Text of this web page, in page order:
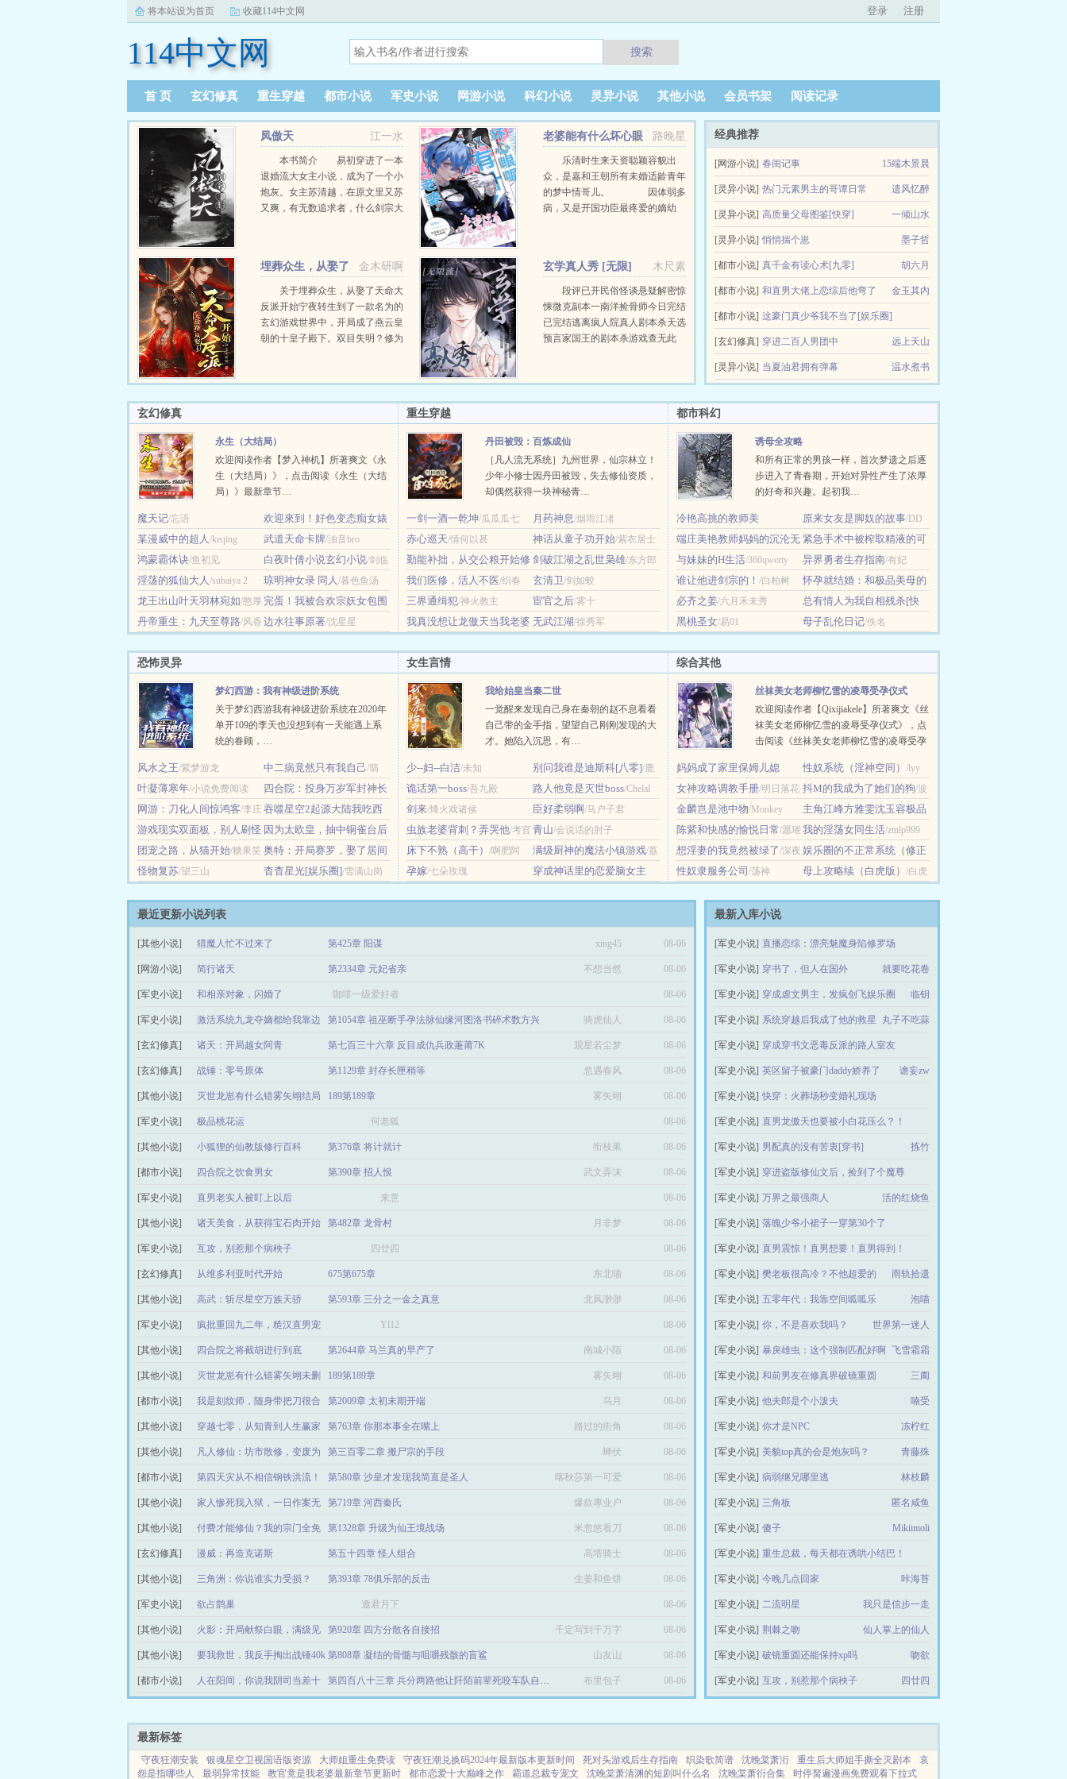
将本站设为首页 收藏114中文网 登录 注册
114中文网 搜索
首 页 玄幻修真 重生穿越 都市小说 军史小说 网游小说 科幻小说 灵异小说 其他小说 会员书架 阅读记录
江一水
凤傲天
本书简介 易初穿进了一本
退婚流大女主小说，成为了一个小
炮灰。女主苏清越，在原文里又苏
又爽，有无数追求者，什么剑宗大
初...
路晚星
老婆能有什么坏心眼
乐清时生来天资聪颖容貌出
众，是嘉和王朝所有未婚适龄青年
的梦中情哥儿。 因体弱多
病，又是开国功臣最疼爱的嫡幼
焚香刺绣烹饪，更是基本功...
金木研啊
埋葬众生，从娶了
天命大反派开始
关于埋葬众生，从娶了天命大
反派开始宁夜转生到了一款名为的
玄幻游戏世界中，开局成了燕云皇
朝的十皇子殿下。双目失明？修为
婚？妥妥天崩开局，但是好在系统
觉醒不是！正经人，谁当...
木尺素
玄学真人秀 [无限]
段评已开民俗怪谈悬疑解密惊
悚微克副本一南洋捡骨师今日完结
已完结逃离疯人院真人剧本杀天选
预言家国王的剧本杀游戏查无此
经典推荐
[网游小说] 春闺记事 15端木景晨
[灵异小说] 热门元素男主的哥谭日常 遗风忆醉
[灵异小说] 高质量父母图鉴[快穿] 一倾山水
[灵异小说] 悄悄揣个崽 墨子哲
[都市小说] 真千金有读心术[九零] 胡六月
[都市小说] 和直男大佬上恋综后他弯了 金玉其内
[都市小说] 这豪门真少爷我不当了[娱乐圈]
远上天山
[玄幻修真] 穿进二百人男团中 远上天山
[灵异小说] 当夏油君拥有弹幕 温水煮书
玄幻修真
永生（大结局）
欢迎阅读作者【梦入神机】所著爽文《永
生（大结局）》，点击阅读《永生（大结
局）》最新章节…
魔天记/忘语
欢迎來到！好色变态痴女婊
子母猪精灵的森
林/indainoyakou
某漫威中的超人/keqing 武道天命卡牌/浊音bro
鸿蒙霸体诀/鱼初见 白夜叶倩小说玄幻小说/剑临
九霄
淫荡的狐仙大人/subaiya 2 琼明神女录 同人/暮色鱼汤
龙王出山叶天羽林宛如/憨厚
三子
完蛋！我被合欢宗妖女包围
了/劝妇从良
丹帝重生：九天至尊路/风香 边水往事原著/沈星星
重生穿越
丹田被毁：百炼成仙
［凡人流无系统］九州世界，仙宗林立！
少年小修士因丹田被毁，失去修仙资质，
却偶然获得一块神秘青…
一剑一酒一乾坤/瓜瓜瓜七 月药神息/烟雨江渚
赤心巡天/情何以甚 神话从童子功开始/紫衣居士
勤能补拙，从交公粮开始修
仙/江梅杨
剑破江湖之乱世枭雄/东方郎
我们医修，活人不医/织春 玄清卫/剑如蛟
三界通缉犯/神火教主 宦官之后/雾十
我真没想让龙傲天当我老婆 无武江湖/徐秀军
都市科幻
诱母全攻略
和所有正常的男孩一样，首次梦遗之后逐
步进入了青春期，开始对异性产生了浓厚
的好奇和兴趣。起初我…
冷艳高挑的教师美
母/hhkdesu
原来女友是脚奴的故事/DD
端庄美艳教师妈妈的沉沦无
绿修改版/佚名
紧急手术中被榨取精液的可
怜少年的故事/dagger
与妹妹的H生活/360qwerty 异界勇者生存指南/有妃
谁让他进剑宗的！ /白柏树
怀孕就结婚：和极品美母的
约定/青魔冷枪
必齐之姜/六月禾未秀
总有情人为我自相残杀[快
穿]/珊瑚树
黑桃圣女/易01 母子乱伦日记/佚名
恐怖灵异
梦幻西游：我有神级进阶系统
关于梦幻西游我有神级进阶系统在2020年
单开109的李天也没想到有一天能遇上系
统的眷顾，…
风水之王/紫梦游龙 中二病竟然只有我自己/翡
叶凝薄寒年/小说免费阅读
四合院：投身万岁军封神长
津湖/半梦春休
网游：刀化人间惊鸿客/李庄
白肉
吞噬星空2起源大陆我吃西
红柿/主角罗峰
游戏现实双面板，别人刷怪
我看海 /坎川
因为太欧皇，抽中铜雀台后
无敌了/六两橘猫
团宠之路，从猫开始/糖果笑
笑
奥特：开局赛罗，娶了居间
惠/特摄人
怪物复苏/望三山 杳杳星光[娱乐圈]/雪满山岗
女生言情
我给始皇当秦二世
一觉醒来发现自己身在秦朝的赵不息看看
自己带的金手指，望望自己刚刚发现的大
才。她陷入沉思，有…
少--妇--白洁/未知 别问我谁是迪斯科[八零]/鹿
子草
诡话第一boss/吾九殿 路人他竟是灭世boss/Chelal
剑来/烽火戏诸侯 臣好柔弱啊/马户子君
虫族老婆背刺？弄哭他/考官
Spencer
青山/会说话的肘子
床下不熟（高干）/啊肥阿 满级厨神的魔法小镇游戏/荔
箫
孕嫁/七朵玫瑰
穿成神话里的恋爱脑女主
综合其他
丝袜美女老师柳忆雪的凌辱受孕仪式
欢迎阅读作者【Qixijiakele】所著爽文《丝
袜美女老师柳忆雪的凌辱受孕仪式》，点
击阅读《丝袜美女老师柳忆雪的凌辱受孕
妈妈成了家里保姆儿媳
妇/Asd176
性奴系统（淫神空间）/lyy
女神攻略调教手册/明日落花 抖M的我成为了她们的狗/波
动
金麟岂是池中物/Monkey
主角江峰方雅雯沈玉容极品
神医纵横都市/佚名
陈紫和快感的愉悦日常/愿璀
璨的北极光永远闪耀
我的淫荡女同生活/ztnlp999
香坂百合
想淫妻的我竟然被绿了/深夜
渔夫
娱乐圈的不正常系统（修正
版）/霸王色
性奴隶服务公司 /荡神 母上攻略续（白虎版）/白虎
最新入库小说
[军史小说] 直播恋综：漂亮魅魔身陷修罗场
一碗小丸子
[军史小说] 穿书了，但人在国外 就要吃花卷
[军史小说] 穿成虐文男主，发疯创飞娱乐圈 临钥
[军史小说] 系统穿越后我成了他的救星 丸子不吃蒜
[军史小说] 穿成穿书文恶毒反派的路人室友
一口璇啦
[军史小说] 英区留子被豪门daddy娇养了 谵妄zw
[军史小说] 快穿：火葬场秒变婚礼现场
阿悦不是阿乐
[军史小说] 直男龙傲天也要被小白花压么？！
小鸡炖薯条
[军史小说] 男配真的没有苦衷[穿书] 拣竹
[军史小说] 穿进盗版修仙文后，捡到了个魔尊
域域不爱吃肉
[军史小说] 万界之最强商人 活的红烧鱼
[军史小说] 落魄少爷小裙子一穿第30个了
苏苏小温柔
[军史小说] 直男震惊！直男想要！直男得到！
进击的艾略特
[军史小说] 樊老板很高冷？不他超爱的 雨轨拾遗
[军史小说] 五零年代：我靠空间呱呱乐 泡喵
[军史小说] 你，不是喜欢我吗？ 世界第一迷人
[军史小说] 暴戾雄虫：这个强制匹配好啊 飞雪霜霜
[军史小说] 和前男友在修真界破镜重圆 三阖
[军史小说] 他夫郎是个小泼夫 喃受
[军史小说] 你才是NPC 冻柠红
[军史小说] 美貌top真的会是炮灰吗？ 青藤殊
[军史小说] 病弱继兄哪里逃 林枝麟
[军史小说] 三角板 匿名咸鱼
[军史小说] 傻子 Mikiimoli
[军史小说] 重生总裁，每天都在诱哄小结巴！
溪河江海
[军史小说] 今晚几点回家 咔海苔
[军史小说] 二流明星 我只是信步一走
[军史小说] 荆棘之吻 仙人掌上的仙人
[军史小说] 破镜重圆还能保持xp吗 吻欲
[军史小说] 互攻，别惹那个病秧子 四廿四
最近更新小说列表
[其他小说] 猎魔人忙不过来了 第425章 阳谋 xing45 08-06
[网游小说] 简行诸天 第2334章 元妃省亲 不想当然 08-06
[军史小说] 和相亲对象，闪婚了 咖啡一级爱好者 08-06
[军史小说] 激活系统九龙夺嫡都给我靠边
衡顺李景源笔趣阁
第1054章 祖巫断手孕法脉仙缘河图洛书碎术数方兴 骑虎仙人 08-06
[玄幻修真] 诸天：开局越女阿青 第七百三十六章 反目成仇兵政萐莆7K 观星若尘梦 08-06
[玄幻修真] 战锤：零号原体 第1129章 封存长匣稍等 忽遇春风 08-06
[其他小说] 灭世龙崽有什么错雾矢翊结局
番外
189第189章 雾矢翊 08-06
[军史小说] 极品桃花运 何老狐 08-06
[其他小说] 小狐狸的仙教版修行百科 第376章 将计就计 衔枝果 08-06
[都市小说] 四合院之饮食男女 第390章 招人恨 武文弄沫 08-06
[军史小说] 直男老实人被盯上以后 来意 08-06
[其他小说] 诸天美食，从获得宝石肉开始 第482章 龙骨村 月非梦 08-06
[军史小说] 互攻，别惹那个病秧子 四廿四 08-06
[玄幻修真] 从维多利亚时代开始 675第675章 东北喵 08-06
[其他小说] 高武：斩尽星空万族天骄 第593章 三分之一金之真意 北风渺渺 08-06
[军史小说] 疯批重回九二年，糙汉直男宠
上天
Yl12 08-06
[其他小说] 四合院之将截胡进行到底 第2644章 马兰真的早产了 南城小陌 08-06
[其他小说] 灭世龙崽有什么错雾矢翊未删
减完整版
189第189章 雾矢翊 08-06
[都市小说] 我是刻纹师，随身带把刀很合
理吧
第2009章 太初末期开端 乌月 08-06
[其他小说] 穿越七零，从知青到人生赢家 第763章 你那本事全在嘴上 路过的街角 08-06
[其他小说] 凡人修仙：坊市散修，变废为
宝
第三百零二章 搬尸宗的手段 蝉伏 08-06
[都市小说] 第四天灾从不相信钢铁洪流！ 第580章 沙皇才发现我简直是圣人 喀秋莎第一可爱 08-06
[其他小说] 家人惨死我入狱，一日作案无
数起
第719章 河西秦氏 爆款專业户 08-06
[其他小说] 付费才能修仙？我的宗门全免
费
第1328章 升级为仙王境战场 米忽悠看刀 08-06
[玄幻修真] 漫威：再造克诺斯 第五十四章 怪人组合 高塔骑士 08-06
[其他小说] 三角洲：你说谁实力受损？ 第393章 78俱乐部的反击 生姜和鱼饼 08-06
[军史小说] 欲占鹊巢 邀君月下 08-06
[其他小说] 火影：开局献祭白眼，满级见
闻色
第920章 四方分散各自接招 千定写到千万字 08-06
[其他小说] 要我救世，我反手掏出战锤40k 第808章 凝结的骨髓与咀嚼残骸的盲鲨 山友山 08-06
[都市小说] 人在阳间，你说我阴司当差十 第四百八十三章 兵分两路他让阡陌前辈死咬车队自己绕后要包饺子 布里包子 08-06
最新标签
守夜狂潮安装 银魂星空卫视国语版资源 大师姐重生免费读 守夜狂潮兑换码2024年最新版本更新时间 死对头游戏后生存指南 织染歌简谱 沈晚棠萧洐 重生后大师姐手撕全灭剧本
哀
怨是指哪些人
最弱异常技能 教官竟是我老婆最新章节更新时 都市恋爱十大巅峰之作 霸道总裁专宠文 沈晚棠萧清渊的短剧叫什么名 沈晚棠萧衍合集 时停胬遍漫画免费观看下拉式